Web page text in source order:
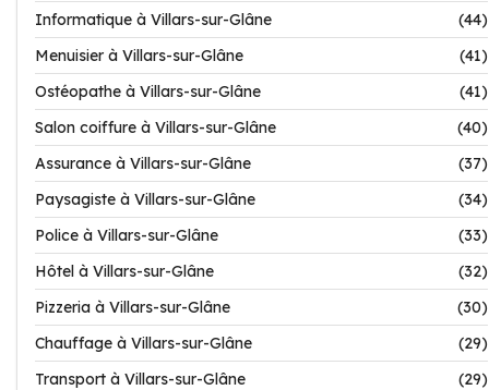
Informatique à Villars-sur-Glâne
(44)
Menuisier à Villars-sur-Glâne
(41)
Ostéopathe à Villars-sur-Glâne
(41)
Salon coiffure à Villars-sur-Glâne
(40)
Assurance à Villars-sur-Glâne
(37)
Paysagiste à Villars-sur-Glâne
(34)
Police à Villars-sur-Glâne
(33)
Hôtel à Villars-sur-Glâne
(32)
Pizzeria à Villars-sur-Glâne
(30)
Chauffage à Villars-sur-Glâne
(29)
Transport à Villars-sur-Glâne
(29)